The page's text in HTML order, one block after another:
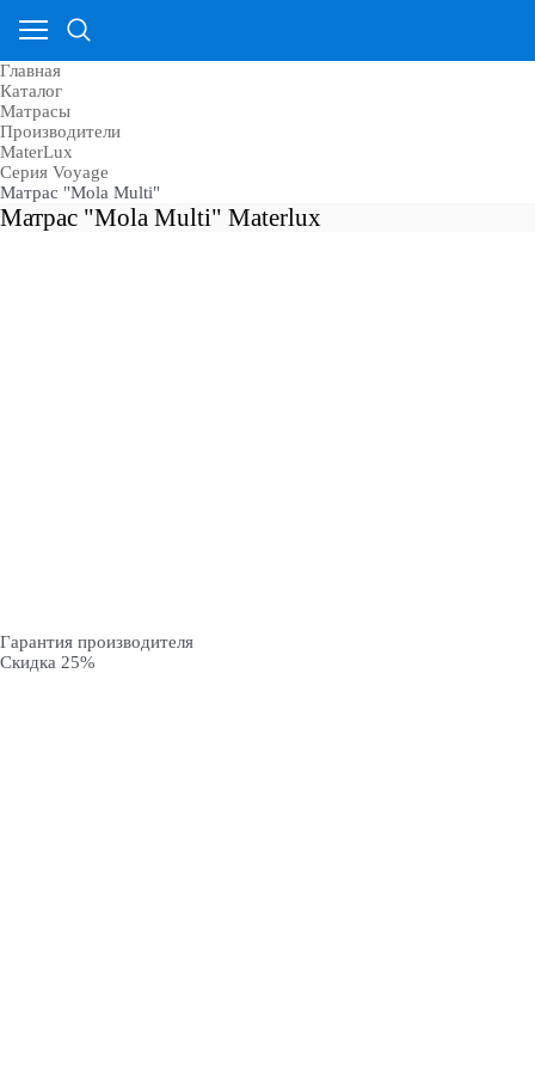
Главная
Каталог
Матрасы
Производители
MaterLux
Серия Voyage
Матрас "Mola Multi"
Матрас "Mola Multi" Materlux
Гарантия производителя
Скидка 25%